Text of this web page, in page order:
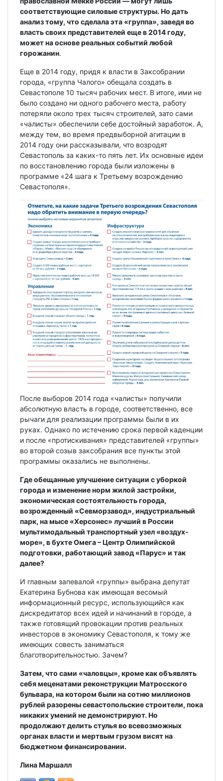
соответствующие силовые структуры. Но дать
анализ тому, что сделала эта «группа», заведя во
власть своих представителей еще в 2014 году,
может на основе реальных событий любой
горожанин.
Еще в 2014 году, придя к власти в Заксобрании
города, «группа Чалого» обещала создать в
Севастополе 10 тысяч рабочих мест. В итоге, ими не
было создано ни одного рабочего места, работу
потеряли около трех тысяч строителей, зато сами
«чалисты» обеспечили себе достойный заработок. А,
между тем, во время предвыборной агитации в
2014 году они рассказывали, что возродят
Севастополь за каких-то пять лет. Их основные идеи
по восстановлению города были изложены в
программе «24 шага к Третьему возрождению
Севастополя».
После выборов 2014 года «чалисты» получили
абсолютную власть в городе, соответственно, все
рычаги для реализации программы были в их
руках. Однако по истечению срока первой каденции
и после «протискивания» представителей «группы»
во второй созыв заксобрания все пункты этой
программы оказались не выполнены.
Где обещанные улучшение ситуации с уборкой
города и изменение норм жилой застройки,
экономическая состоятельность города,
возрожденный «Севморзавод», индустриальный
парк, на мысе «Херсонес» лучший в России
мультимодальный транспортный узел «воздух-
море», в бухте Омега – Центр Олимпийской
подготовки, работающий завод «Парус» и так
далее?
И главным запевалой «группы» выбрана депутат
Екатерина Бубнова как имеющая весомый
информационный ресурс, использующийся как
дискредитатор всех идей и начинаний в городе, а
также готовящий провокации против реальных
инвесторов в экономику Севастополя, к тому же
имеющих совесть заниматься
благотворительностью. Зачем?
Затем, что сами «чаловцы», кроме как объявлять
себя меценатами реконструкции Матросского
бульвара, на котором были на сотню миллионов
рублей разорены севастопольские строители, пока
никаких умений не демонстрируют. Но
продолжают делить стулья во всевозможных
органах власти и мертвым грузом висят на
бюджетном финансировании.
Лина Маршалл